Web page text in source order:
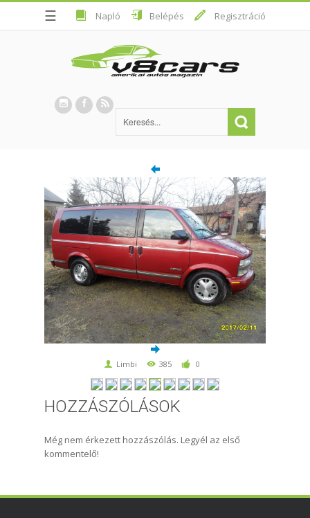
☰ Napló Belépés Regisztráció
Limbi 385 0
HOZZÁSZÓLÁSOK
Még nem érkezett hozzászólás. Legyél az első
kommentelő!